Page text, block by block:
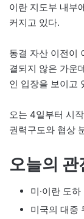
이란 지도부 내부
커지고 있다.
동결 자산 이전이
결되지 않은 가운
인 입장을 보이고
오는 4일부터 시
권력구도와 협상
오늘의
미·이란 도
미국의 대중